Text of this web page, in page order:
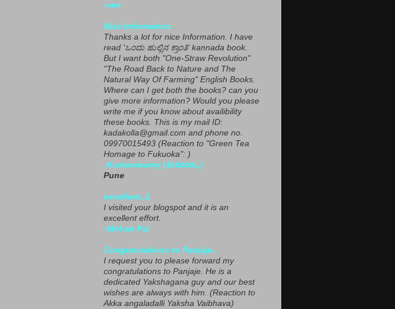
-vee
Nice Information..
Thanks a lot for nice Information. I have
read 'ಒಂದು ಹುಲ್ಲಿನ ಕ್ರಾಂತಿ' kannada book.
But I want both "One-Straw Revolution"
"The Road Back to Nature and The
Natural Way Of Farming" English Books.
Where can I get both the books? can you
give more information? Would you please
write me if you know about availibility
these books. This is my mail ID:
kadakolla@gmail.com and phone no.
09970015493 (Reaction to "Green Tea
Homage to Fukuoka": )
-Kumarswamy (ಕುಕೂಊ..)
Pune
excellent..1
I visited your blogspot and it is an
excellent effort.
-Mohan Pai
Congratulations to Panjaje..
I request you to please forward my
congratulations to Panjaje. He is a
dedicated Yakshagana guy and our best
wishes are always with him. (Reaction to
Akka angaladalli Yaksha Vaibhava)